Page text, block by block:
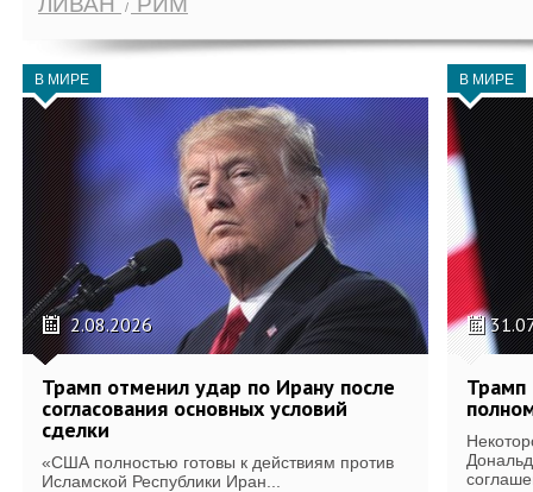
В МИРЕ
2.08.2026
Трамп отменил удар по Ирану после
согласования основных условий
сделки
«США полностью готовы к действиям против
Исламской Республики Иран...
В МИРЕ
Трамп